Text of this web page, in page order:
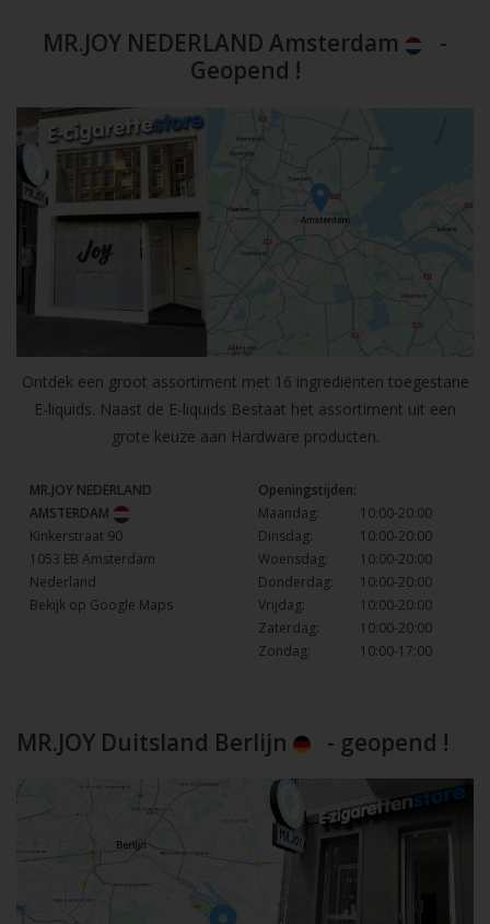
MR.JOY NEDERLAND Amsterdam
-
Geopend !
Ontdek een groot assortiment met 16 ingrediënten toegestane
E-liquids. Naast de E-liquids Bestaat het assortiment uit een
grote keuze aan Hardware producten.
MR.JOY NEDERLAND
AMSTERDAM
Kinkerstraat 90
1053 EB Amsterdam
Nederland
Bekijk op Google Maps
Openingstijden:
Maandag:
10:00-20:00
Dinsdag:
10:00-20:00
Woensdag:
10:00-20:00
Donderdag:
10:00-20:00
Vrijdag:
10:00-20:00
Zaterdag:
10:00-20:00
Zondag:
10:00-17:00
MR.JOY Duitsland Berlijn - geopend !